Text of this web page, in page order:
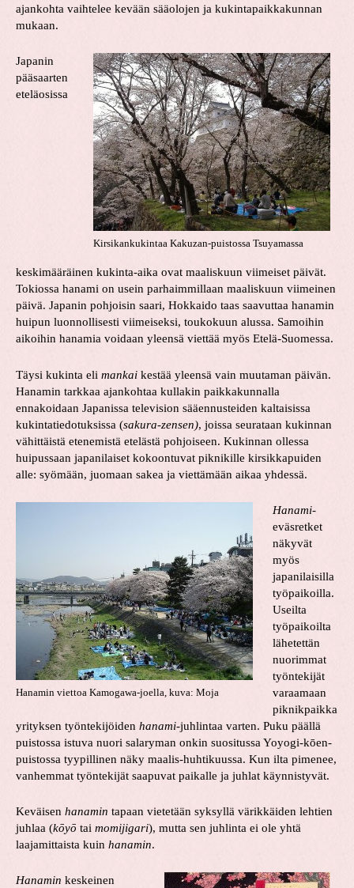
ajankohta vaihtelee kevään sääolojen ja kukintapaikkakunnan
mukaan.
Kirsikankukintaa Kakuzan-puistossa Tsuyamassa
Japanin
pääsaarten
eteläosissa
keskimääräinen kukinta-aika ovat maaliskuun viimeiset päivät.
Tokiossa hanami on usein parhaimmillaan maaliskuun viimeinen
päivä. Japanin pohjoisin saari, Hokkaido taas saavuttaa hanamin
huipun luonnollisesti viimeiseksi, toukokuun alussa. Samoihin
aikoihin hanamia voidaan yleensä viettää myös Etelä-Suomessa.
Täysi kukinta eli mankai kestää yleensä vain muutaman päivän.
Hanamin tarkkaa ajankohtaa kullakin paikkakunnalla
ennakoidaan Japanissa television sääennusteiden kaltaisissa
kukintatiedotuksissa (sakura-zensen), joissa seurataan kukinnan
vähittäistä etenemistä etelästä pohjoiseen. Kukinnan ollessa
huipussaan japanilaiset kokoontuvat piknikille kirsikkapuiden
alle: syömään, juomaan sakea ja viettämään aikaa yhdessä.
Hanamin viettoa Kamogawa-joella, kuva: Moja
Hanami-
eväsretket
näkyvät
myös
japanilaisilla
työpaikoilla.
Useilta
työpaikoilta
lähetettän
nuorimmat
työntekijät
varaamaan
piknikpaikka
yrityksen työntekijöiden hanami-juhlintaa varten. Puku päällä
puistossa istuva nuori salaryman onkin suositussa Yoyogi-kōen-
puistossa tyypillinen näky maalis-huhtikuussa. Kun ilta pimenee,
vanhemmat työntekijät saapuvat paikalle ja juhlat käynnistyvät.
Keväisen hanamin tapaan vietetään syksyllä värikkäiden lehtien
juhlaa (kōyō tai momijigari), mutta sen juhlinta ei ole yhtä
laajamittaista kuin hanamin.
Hanamin keskeinen